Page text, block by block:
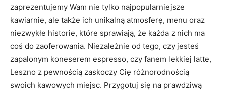
zaprezentujemy Wam nie tylko najpopularniejsze
kawiarnie, ale także ich unikalną atmosferę, menu oraz
niezwykłe historie, które sprawiają, że każda z nich ma
coś do zaoferowania. Niezależnie od tego, czy jesteś
zapalonym koneserem espresso, czy fanem lekkiej latte,
Leszno z pewnością zaskoczy Cię różnorodnością
swoich kawowych miejsc. Przygotuj się na prawdziwą